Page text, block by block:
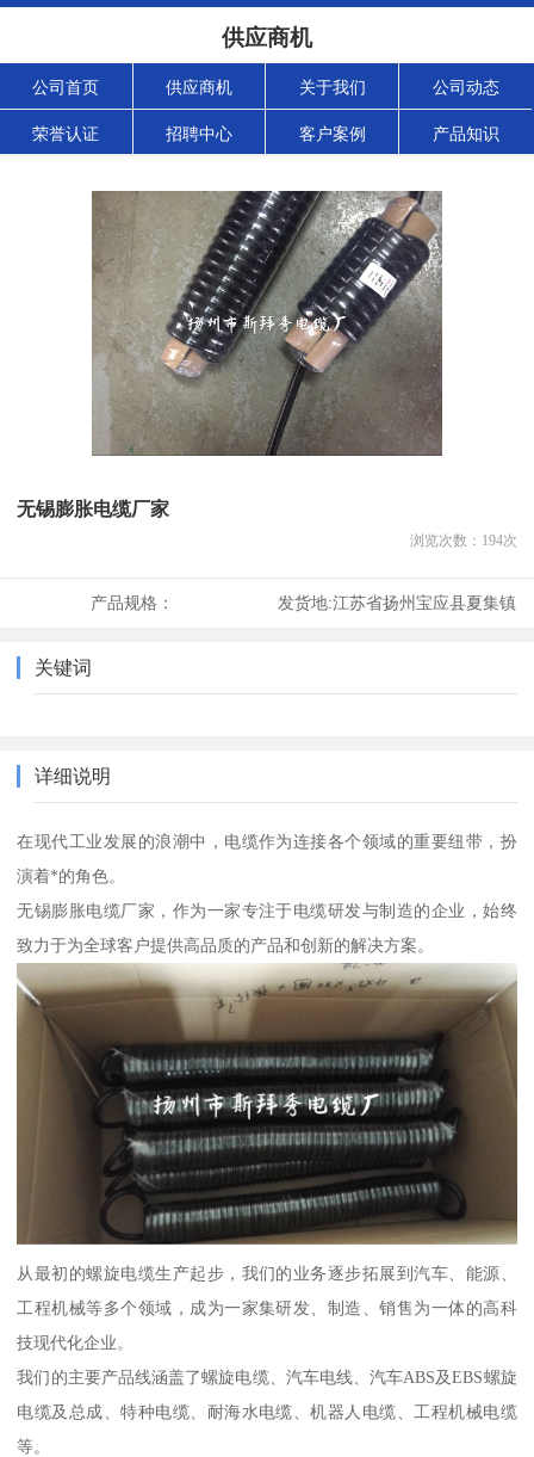
供应商机
公司首页 供应商机 关于我们 公司动态
荣誉认证 招聘中心 客户案例 产品知识
无锡膨胀电缆厂家
浏览次数： 194次
产品规格： 发货地:江苏省扬州宝应县夏集镇
关键词
详细说明
在现代工业发展的浪潮中，电缆作为连接各个领域的重要纽带，扮
演着*的角色。
无锡膨胀电缆厂家，作为一家专注于电缆研发与制造的企业，始终
致力于为全球客户提供高品质的产品和创新的解决方案。
从最初的螺旋电缆生产起步，我们的业务逐步拓展到汽车、能源、
工程机械等多个领域，成为一家集研发、制造、销售为一体的高科
技现代化企业。
我们的主要产品线涵盖了螺旋电缆、汽车电线、汽车ABS及EBS螺旋
电缆及总成、特种电缆、耐海水电缆、机器人电缆、工程机械电缆
等。